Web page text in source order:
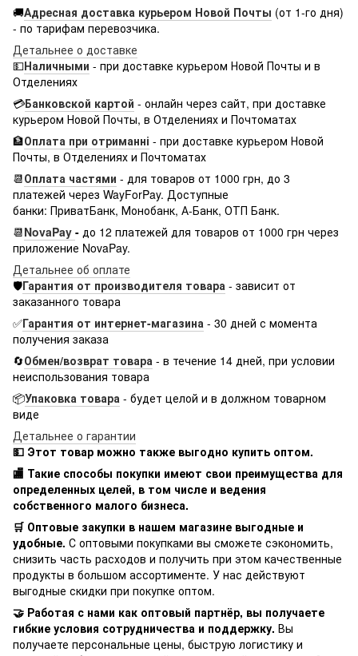
🚚Адресная доставка курьером Новой Почты (от 1-го дня)
- по тарифам перевозчика.
Детальнее о доставке
💵Наличными - при доставке курьером Новой Почты и в
Отделениях
💳Банковской картой - онлайн через сайт, при доставке
курьером Новой Почты, в Отделениях и Почтоматах
🏦Оплата при отриманні - при доставке курьером Новой
Почты, в Отделениях и Почтоматах
📆Оплата частями - для товаров от 1000 грн, до 3
платежей через WayForPay. Доступные
банки: ПриватБанк, Монобанк, А-Банк, ОТП Банк.
📆NovaPay - до 12 платежей для товаров от 1000 грн через
приложение NovaPay.
Детальнее об оплате
🛡️Гарантия от производителя товара - зависит от
заказанного товара
✅Гарантия от интернет-магазина - 30 дней с момента
получения заказа
🔄Обмен/возврат товара - в течение 14 дней, при условии
неиспользования товара
📦Упаковка товара - будет целой и в должном товарном
виде
Детальнее о гарантии
💵 Этот товар можно также выгодно купить оптом.
🏬 Такие способы покупки имеют свои преимущества для
определенных целей, в том числе и ведения
собственного малого бизнеса.
🛒 Оптовые закупки в нашем магазине выгодные и
удобные. С оптовыми покупками вы сможете сэкономить,
снизить часть расходов и получить при этом качественные
продукты в большом ассортименте. У нас действуют
выгодные скидки при покупке оптом.
🤝 Работая с нами как оптовый партнёр, вы получаете
гибкие условия сотрудничества и поддержку. Вы
получаете персональные цены, быструю логистику и